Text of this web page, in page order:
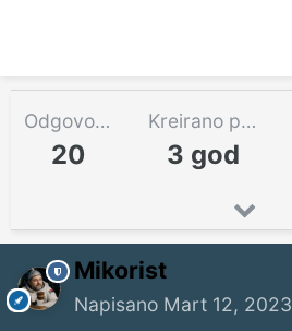
Odgovora
20
Kreirano pre
3 god
Mikorist
Napisano Mart 12, 2023